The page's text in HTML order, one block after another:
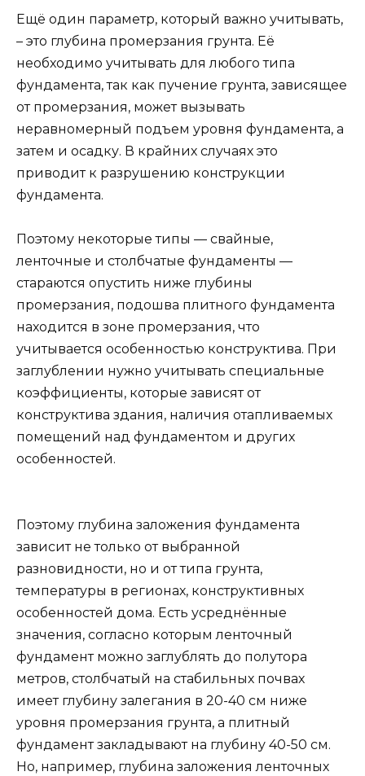
Ещё один параметр, который важно учитывать,
– это глубина промерзания грунта. Её
необходимо учитывать для любого типа
фундамента, так как пучение грунта, зависящее
от промерзания, может вызывать
неравномерный подъем уровня фундамента, а
затем и осадку. В крайних случаях это
приводит к разрушению конструкции
фундамента.
Поэтому некоторые типы — свайные,
ленточные и столбчатые фундаменты —
стараются опустить ниже глубины
промерзания, подошва плитного фундамента
находится в зоне промерзания, что
учитывается особенностью конструктива. При
заглублении нужно учитывать специальные
коэффициенты, которые зависят от
конструктива здания, наличия отапливаемых
помещений над фундаментом и других
особенностей.
Поэтому глубина заложения фундамента
зависит не только от выбранной
разновидности, но и от типа грунта,
температуры в регионах, конструктивных
особенностей дома. Есть усреднённые
значения, согласно которым ленточный
фундамент можно заглублять до полутора
метров, столбчатый на стабильных почвах
имеет глубину залегания в 20-40 см ниже
уровня промерзания грунта, а плитный
фундамент закладывают на глубину 40-50 см.
Но, например, глубина заложения ленточных